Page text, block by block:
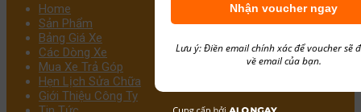
Home
Sản Phẩm
Bảng Giá Xe
Các Dòng Xe
Mua Xe Trả Góp
Hẹn Lịch Sửa Chữa
Giới Thiệu Công Ty
Nhận voucher ngay
Lưu ý: Điền email chính xác để voucher sẽ
về email của bạn.